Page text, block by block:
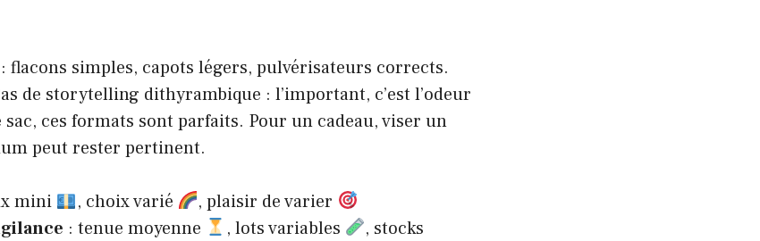
flacons simples, capots légers, pulvérisateurs corrects.
de storytelling dithyrambique : l’important, c’est l’odeur
ces formats sont parfaits. Pour un cadeau, viser un
peut rester pertinent.
mini , choix varié
, plaisir de varier
: tenue moyenne , lots variables
, stocks